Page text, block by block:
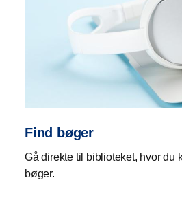
Find bøger
Gå direkte til biblioteket, hvor du
bøger.